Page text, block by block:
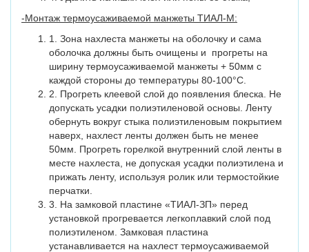
-Монтаж термоусаживаемой манжеты ТИАЛ-М:
1. Зона нахлеста манжеты на оболочку и сама
оболочка должны быть очищены и прогреты на
ширину термоусаживаемой манжеты + 50мм с
каждой стороны до температуры 80-100°С.
2. Прогреть клеевой слой до появления блеска. Не
допускать усадки полиэтиленовой основы. Ленту
обернуть вокруг стыка полиэтиленовым покрытием
наверх, нахлест ленты должен быть не менее
50мм. Прогреть горелкой внутренний слой ленты в
месте нахлеста, не допуская усадки полиэтилена и
прижать ленту, используя ролик или термостойкие
перчатки.
3. На замковой пластине «ТИАЛ-ЗП» перед
установкой прогревается легкоплавкий слой под
полиэтиленом. Замковая пластина
устанавливается на нахлест термоусаживаемой